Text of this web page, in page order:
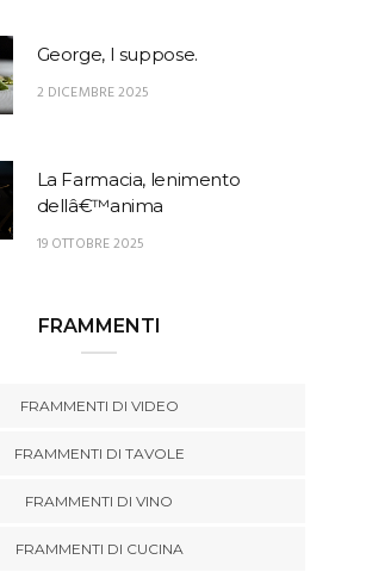
George, I suppose.
2 DICEMBRE 2025
La Farmacia, lenimento
dellâ€™anima
19 OTTOBRE 2025
FRAMMENTI
FRAMMENTI DI VIDEO
FRAMMENTI DI TAVOLE
FRAMMENTI DI VINO
FRAMMENTI DI CUCINA